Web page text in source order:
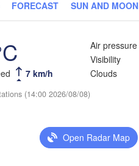
FORECAST SUN AND MOON
7 km/h
Air pressure
Visibility
Clouds
(14:00 2026/08/08)
Open Radar Map
Петропавл